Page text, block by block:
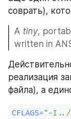
соврать),
A tiny,
written in
реализация
файла), а
CFLAGS="-I../